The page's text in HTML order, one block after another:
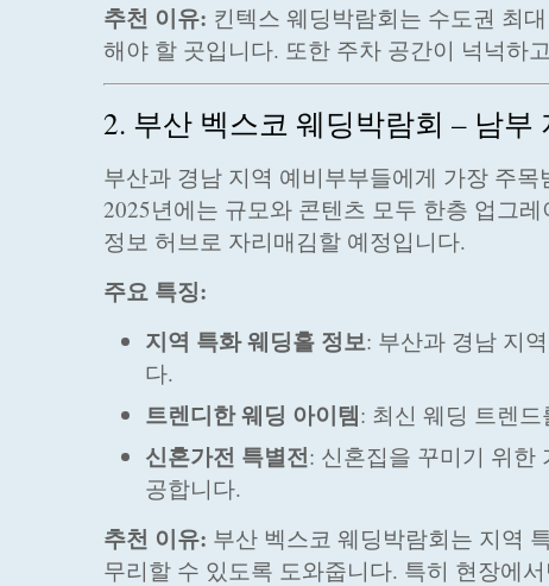
추천 이유: 킨텍스 웨딩박람회는 수도권 최
해야 할 곳입니다. 또한 주차 공간이 넉넉하
2. 부산 벡스코 웨딩박람회 – 남부
부산과 경남 지역 예비부부들에게 가장 주
2025년에는 규모와 콘텐츠 모두 한층 업그
정보 허브로 자리매김할 예정입니다.
주요 특징:
지역 특화 웨딩홀 정보: 부산과 경남 지
다.
트렌디한 웨딩 아이템: 최신 웨딩 트렌
신혼가전 특별전: 신혼집을 꾸미기 위한
공합니다.
추천 이유: 부산 벡스코 웨딩박람회는 지역
무리할 수 있도록 도와줍니다. 특히 현장에